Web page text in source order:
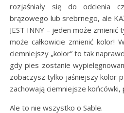
rozjaśniały się do odcienia
brązowego lub srebrnego, ale
JEST INNY – jeden może
może całkowicie zmienić kolor!
ciemniejszy „kolor” to tak
gdy pies zostanie
zobaczysz tylko jaśniejszy kolor
zachowają ciemniejsze końcówki,
Ale to nie wszystko o Sable.